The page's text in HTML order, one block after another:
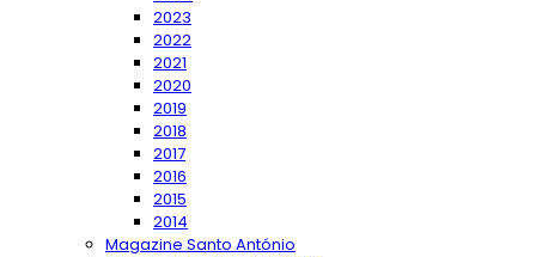
2023
2022
2021
2020
2019
2018
2017
2016
2015
2014
Magazine Santo António